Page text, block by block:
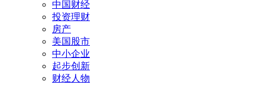
中国财经
投资理财
房产
美国股市
中小企业
起步创新
财经人物